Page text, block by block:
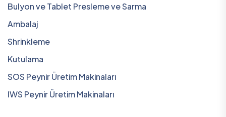
Bulyon ve Tablet Presleme ve Sarma
Ambalaj
Shrinkleme
Kutulama
SOS Peynir Üretim Makinaları
IWS Peynir Üretim Makinaları